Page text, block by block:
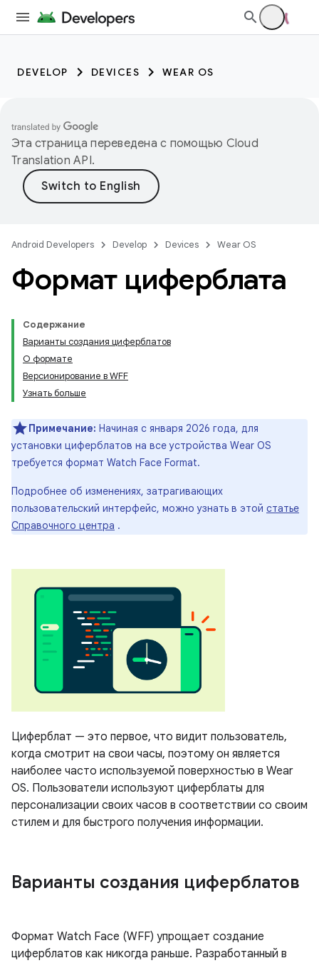
DEVELOP DEVICES WEAR OS
Эта страница переведена с помощью Cloud
Translation API.
Android Developers Develop Devices Wear OS
Формат циферблата
Содержание
Варианты создания циферблатов
О формате
Версионирование в WFF
Узнать больше
Примечание: Начиная с января 2026 года, для
установки циферблатов на все устройства Wear OS
требуется формат Watch Face Format.
Подробнее об изменениях, затрагивающих
пользовательский интерфейс, можно узнать в этой статье
Справочного центра .
Циферблат — это первое, что видит пользователь,
когда смотрит на свои часы, поэтому он является
наиболее часто используемой поверхностью в Wear
OS. Пользователи используют циферблаты для
персонализации своих часов в соответствии со своим
стилем и для быстрого получения информации.
Варианты создания циферблатов
Формат Watch Face (WFF) упрощает создание
циферблатов как никогда раньше. Разработанный в